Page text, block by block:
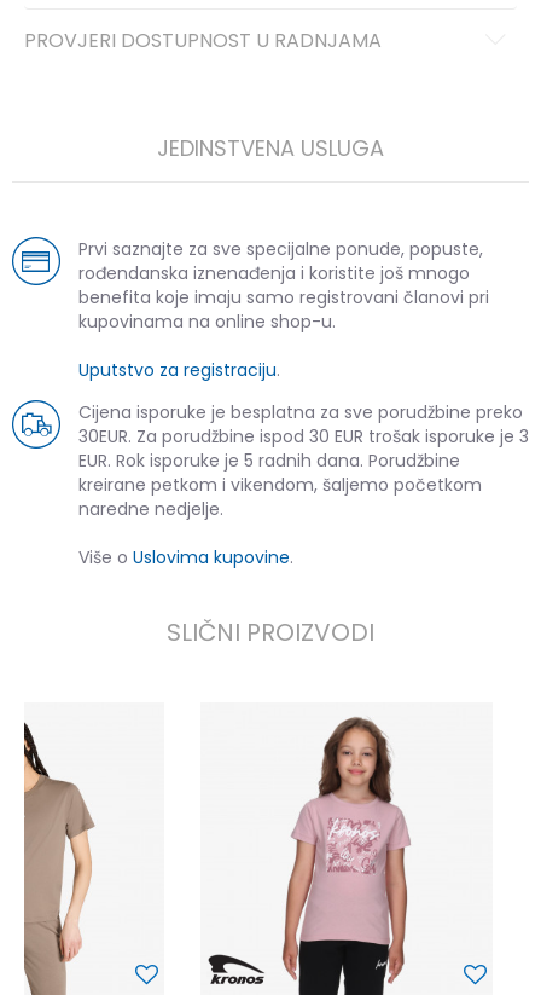
PROVJERI DOSTUPNOST U RADNJAMA
JEDINSTVENA USLUGA
Prvi saznajte za sve specijalne ponude, popuste,
rođendanska iznenađenja i koristite još mnogo
benefita koje imaju samo registrovani članovi pri
kupovinama na online shop-u.
Uputstvo za registraciju.
Cijena isporuke je besplatna za sve porudžbine preko
30EUR. Za porudžbine ispod 30 EUR trošak isporuke je 3
EUR. Rok isporuke je 5 radnih dana. Porudžbine
kreirane petkom i vikendom, šaljemo početkom
naredne nedjelje.
Više o Uslovima kupovine.
SLIČNI PROIZVODI